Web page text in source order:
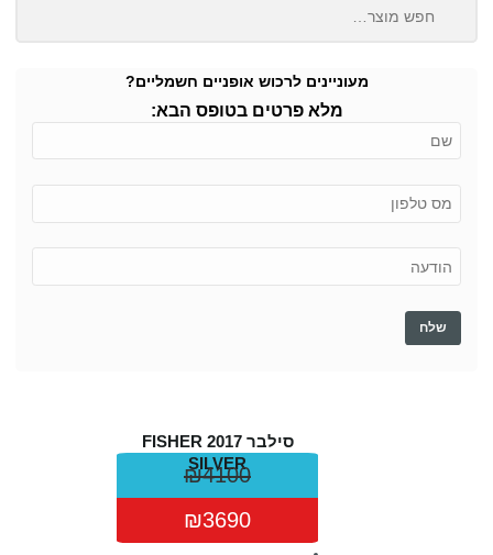
מעוניינים לרכוש אופניים חשמליים?
מלא פרטים בטופס הבא:
סילבר 2017 FISHER
SILVER
₪4100
₪3690